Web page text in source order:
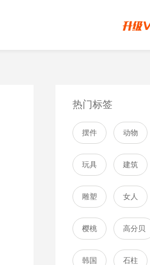
热门标签
摆件 动物
玩具 建筑
雕塑 女人
樱桃 高分贝
韩国 石柱